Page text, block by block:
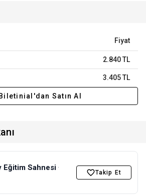
Fiyat
2.840 TL
3.405 TL
Biletinial'dan Satın Al
Eğitim Sahnesi ·
Takip Et